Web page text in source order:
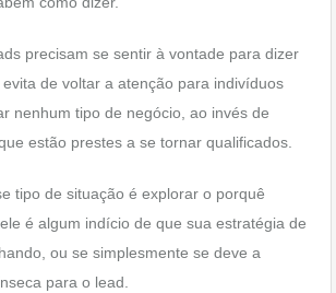
precisam se sentir à vontade para dizer
evita de voltar a atenção para indivíduos
nenhum tipo de negócio, ao invés de
estão prestes a se tornar qualificados.
tipo de situação é explorar o porquê
é algum indício de que sua estratégia de
ou se simplesmente se deve a
para o lead.